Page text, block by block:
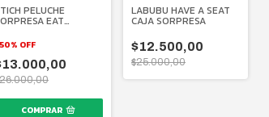
PELUCHE
EAT
50% OFF
LABUBU HAVE A SEAT
CAJA SORPRESA
$12.500,00
$25.000,00